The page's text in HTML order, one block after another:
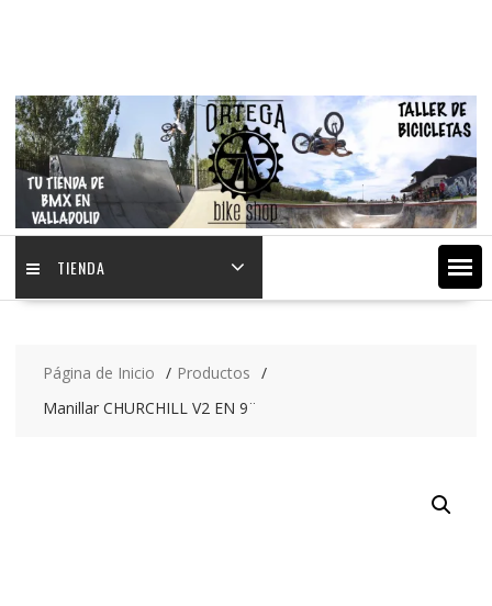
TIENDA
Página de Inicio
Productos
Manillar CHURCHILL V2 EN 9¨